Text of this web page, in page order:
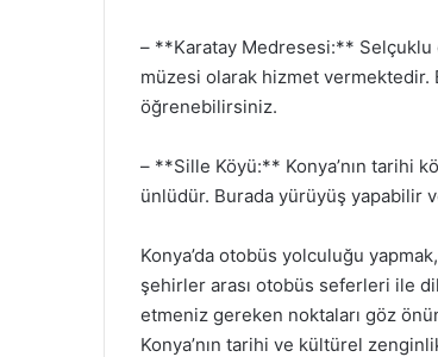
– **Karatay Medresesi:**
müzesi olarak hizmet vermektedir.
öğrenebilirsiniz.
– **Sille Köyü:** Konya’nın tarihi
ünlüdür. Burada yürüyüş yapabilir
Konya’da otobüs yolculuğu
şehirler arası otobüs seferleri ile
etmeniz gereken noktaları göz
Konya’nın tarihi ve kültürel